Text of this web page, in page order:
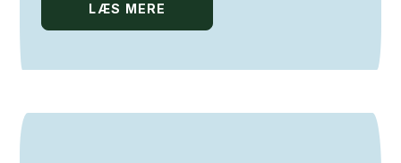
LÆS MERE